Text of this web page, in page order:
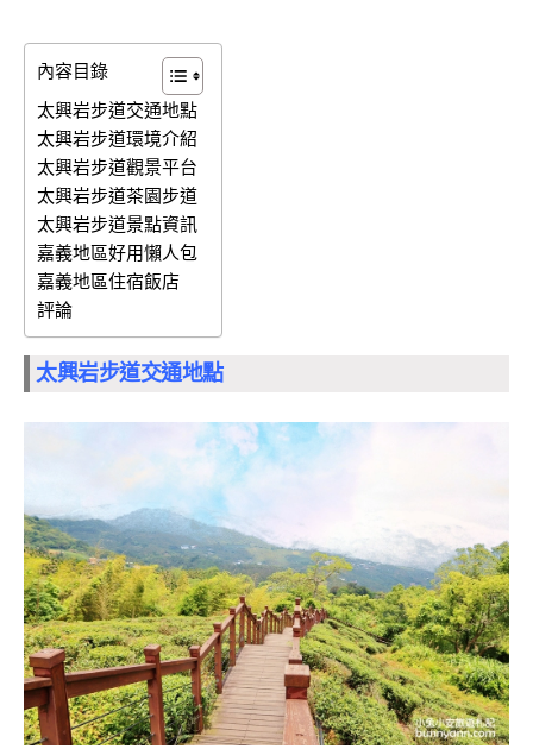
內容目錄
太興岩步道交通地點
太興岩步道環境介紹
太興岩步道觀景平台
太興岩步道茶園步道
太興岩步道景點資訊
嘉義地區好用懶人包
嘉義地區住宿飯店
評論
太興岩步道交通地點